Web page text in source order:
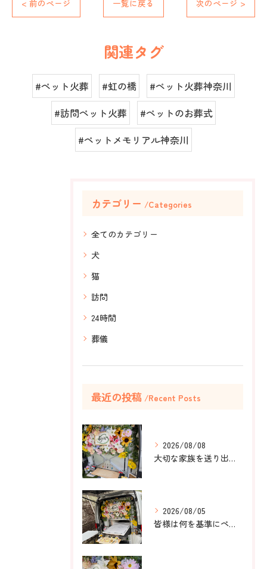
< 前のページ 一覧に戻る 次のページ >
関連タグ
#ペット火葬 #虹の橋
#ペット火葬神奈川
#訪問ペット火葬
#ペットのお葬式
#ペットメモリアル神奈川
カテゴリー Categories
全てのカテゴリー
犬
猫
訪問
24時間
葬儀
最近の投稿 Recent Posts
2026/08/08
大切な家族を送り出すお手伝いをしました。
2026/08/05
皆様は何を基準にペット葬儀社を選びますか？